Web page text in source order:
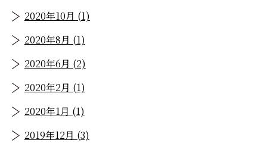
2020年10月 (1)
2020年8月 (1)
2020年6月 (2)
2020年2月 (1)
2020年1月 (1)
2019年12月 (3)